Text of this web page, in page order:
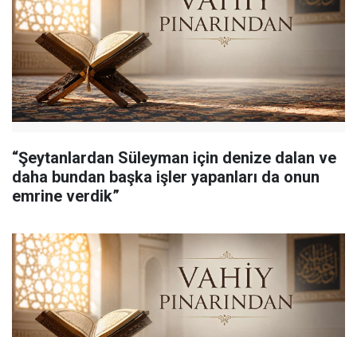
“Şeytanlardan Süleyman için denize dalan ve
daha bundan başka işler yapanları da onun
emrine verdik”